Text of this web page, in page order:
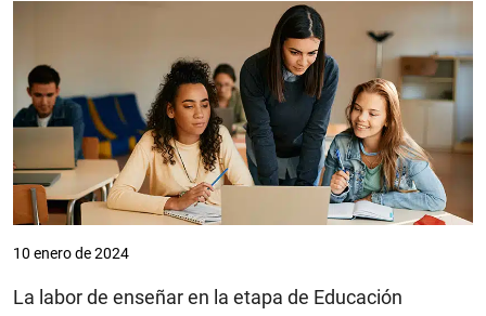
10 enero de 2024
La labor de enseñar en la etapa de Educación